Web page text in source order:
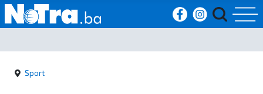
Početna
Vijesti
Sport